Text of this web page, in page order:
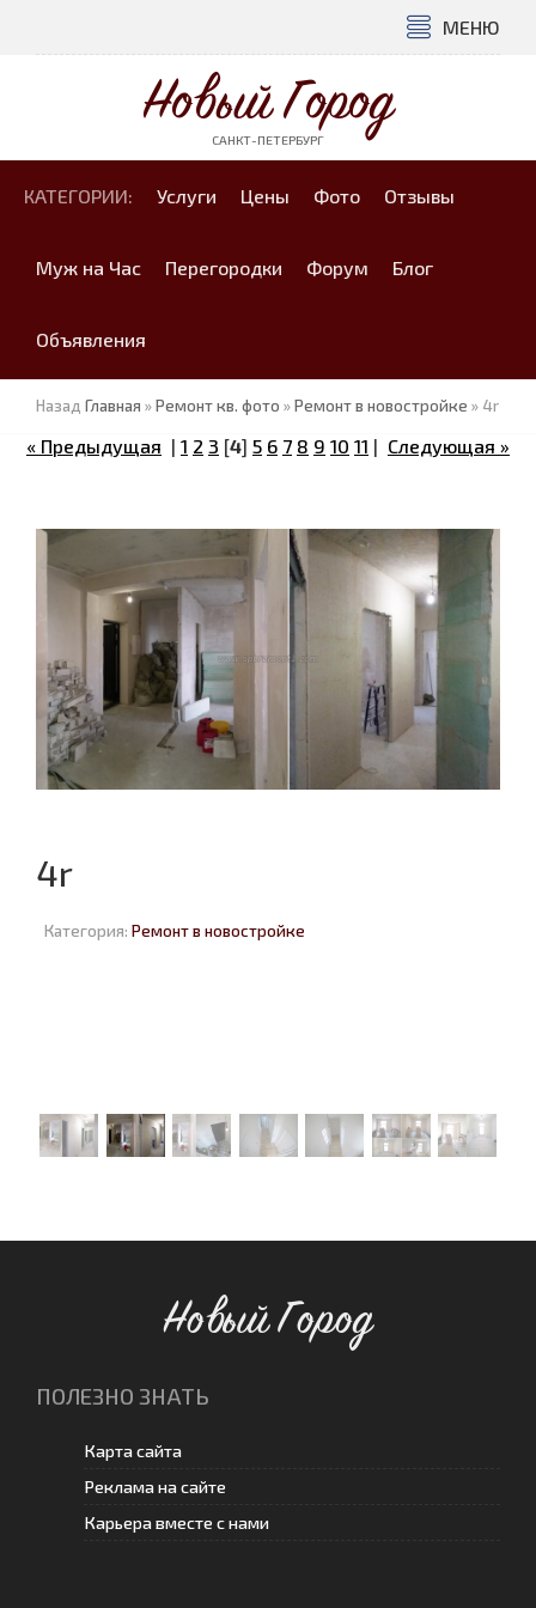
МЕНЮ
Новый Город
САНКТ-ПЕТЕРБУРГ
КАТЕГОРИИ: Услуги Цены Фото Отзывы
Муж на Час Перегородки Форум Блог
Объявления
Назад Главная »Ремонт кв. фото »Ремонт в новостройке » 4r
« Предыдущая | 1 2 3 [4] 5 6 7 8 9 10 11 | Следующая »
4r
Категория: Ремонт в новостройке
Новый Город
ПОЛЕЗНО ЗНАТЬ
Карта сайта
Реклама на сайте
Карьера вместе с нами